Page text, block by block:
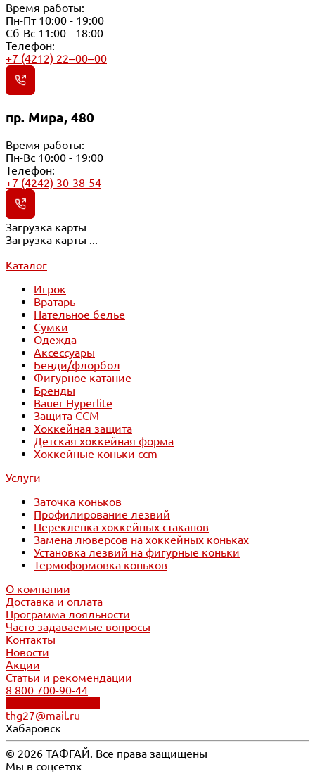
Время работы:
Пн-Пт 10:00 - 19:00
Сб-Вс 11:00 - 18:00
Телефон:
+7 (4212) 22‒00‒00
пр. Мира, 480
Время работы:
Пн-Вс 10:00 - 19:00
Телефон:
+7 (4242) 30-38-54
Загрузка карты
Загрузка карты ...
Каталог
Игрок
Вратарь
Нательное белье
Сумки
Одежда
Аксессуары
Бенди/флорбол
Фигурное катание
Бренды
Bauer Hyperlite
Защита CCM
Хоккейная защита
Детская хоккейная форма
Хоккейные коньки ccm
Услуги
Заточка коньков
Профилирование лезвий
Переклепка хоккейных стаканов
Замена люверсов на хоккейных коньках
Установка лезвий на фигурные коньки
Термоформовка коньков
О компании
Доставка и оплата
Программа лояльности
Часто задаваемые вопросы
Контакты
Новости
Акции
Статьи и рекомендации
8 800 700-90-44
thg27@mail.ru
Хабаровск
© 2026 ТАФГАЙ. Все права защищены
Мы в соцсетях